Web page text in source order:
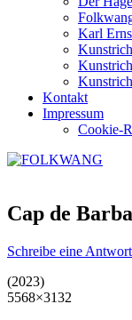
Karl
Kontakt
Impressum
Cookie-
Cap de
Schreibe eine Antwort
(2023)
5568×3132